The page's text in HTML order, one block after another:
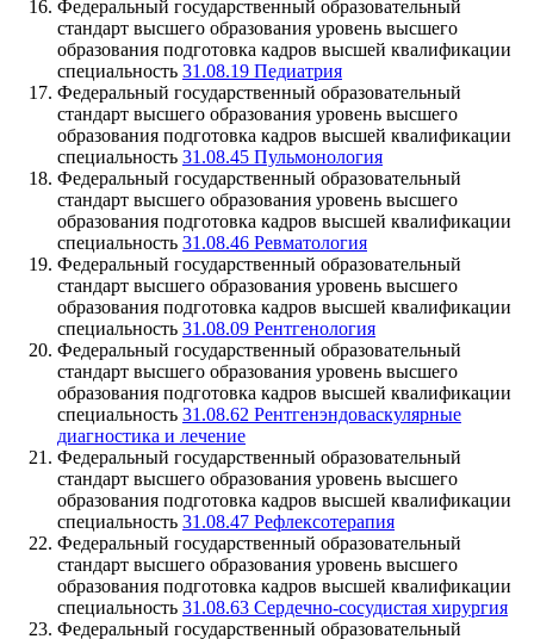
Федеральный государственный образовательный
стандарт высшего образования уровень высшего
образования подготовка кадров высшей квалификации
специальность 31.08.19 Педиатрия
Федеральный государственный образовательный
стандарт высшего образования уровень высшего
образования подготовка кадров высшей квалификации
специальность 31.08.45 Пульмонология
Федеральный государственный образовательный
стандарт высшего образования уровень высшего
образования подготовка кадров высшей квалификации
специальность 31.08.46 Ревматология
Федеральный государственный образовательный
стандарт высшего образования уровень высшего
образования подготовка кадров высшей квалификации
специальность 31.08.09 Рентгенология
Федеральный государственный образовательный
стандарт высшего образования уровень высшего
образования подготовка кадров высшей квалификации
специальность 31.08.62 Рентгенэндоваскулярные
диагностика и лечение
Федеральный государственный образовательный
стандарт высшего образования уровень высшего
образования подготовка кадров высшей квалификации
специальность 31.08.47 Рефлексотерапия
Федеральный государственный образовательный
стандарт высшего образования уровень высшего
образования подготовка кадров высшей квалификации
специальность 31.08.63 Сердечно-сосудистая хирургия
Федеральный государственный образовательный